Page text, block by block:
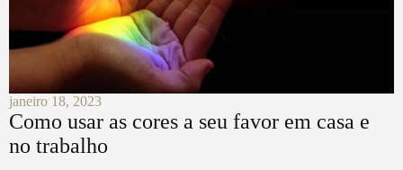
janeiro 18, 2023
Como usar as cores a seu favor em casa e
no trabalho